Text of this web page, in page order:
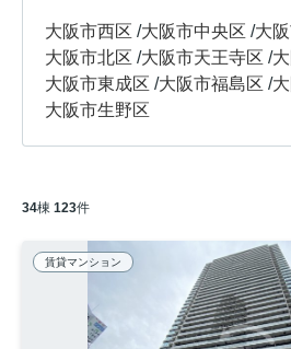
大阪市西区 /大阪市中央区 /大
大阪市北区 /大阪市天王寺区 /
大阪市東成区 /大阪市福島区 /
大阪市生野区
34棟 123件
賃貸マンション